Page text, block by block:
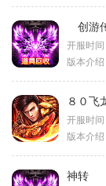
创游
开服时间
版本介绍
８０飞
开服时间
版本介绍
神转